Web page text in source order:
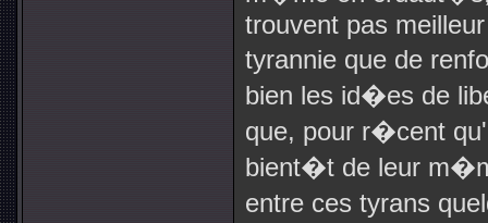
trouvent pas
tyrannie que de
bien les id�es de
que, pour r�cent
bient�t de leur
entre ces tyrans